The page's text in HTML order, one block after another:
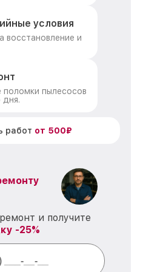
условия
восстановление и
поломки пылесосов
дня.
работ от 500₽
и получите
-25%